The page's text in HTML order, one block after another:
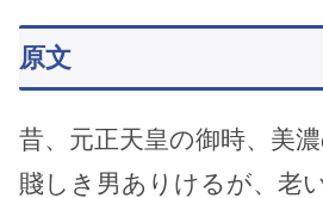
原文
昔、元正天皇の御時、美
賤しき男ありけるが、老